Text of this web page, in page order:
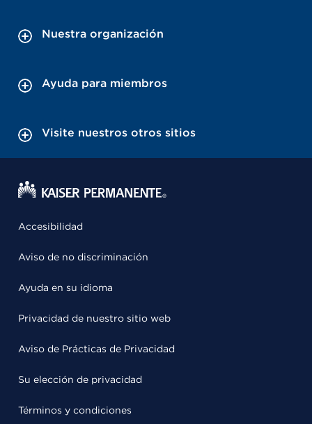
Nuestra organización
Ayuda para miembros
Visite nuestros otros sitios
Accesibilidad
Aviso de no discriminación
Ayuda en su idioma
Privacidad de nuestro sitio web
Aviso de Prácticas de Privacidad
Su elección de privacidad
Términos y condiciones